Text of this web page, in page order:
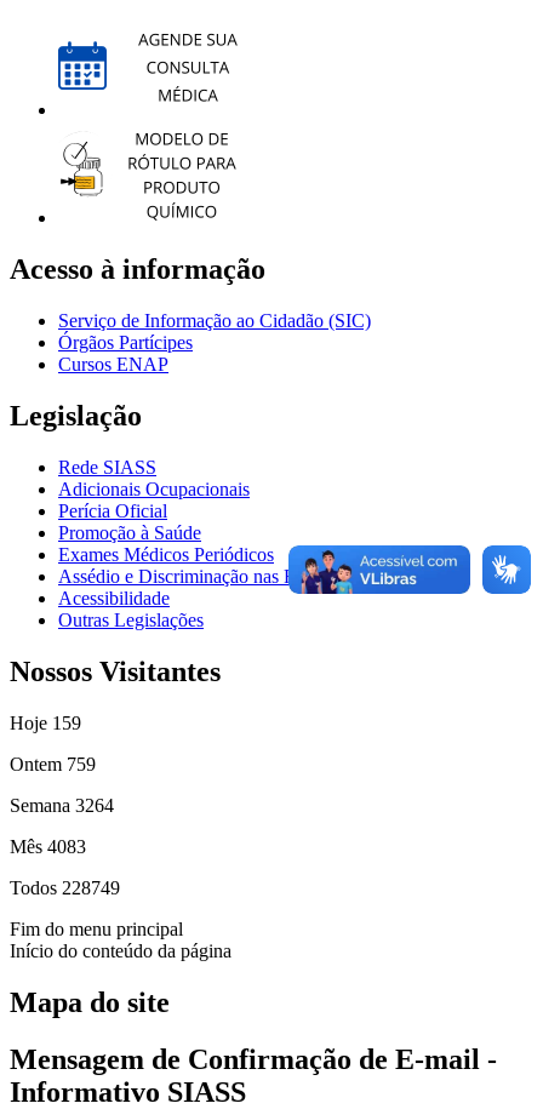
Acesso à informação
Serviço de Informação ao Cidadão (SIC)
Órgãos Partícipes
Cursos ENAP
Legislação
Rede SIASS
Adicionais Ocupacionais
Perícia Oficial
Promoção à Saúde
Exames Médicos Periódicos
Assédio e Discriminação nas Relações de Trabalho
Acessibilidade
Outras Legislações
Nossos Visitantes
Hoje 159
Ontem 759
Semana 3264
Mês 4083
Todos 228749
Fim do menu principal
Início do conteúdo da página
Mapa do site
Mensagem de Confirmação de E-mail -
Informativo SIASS